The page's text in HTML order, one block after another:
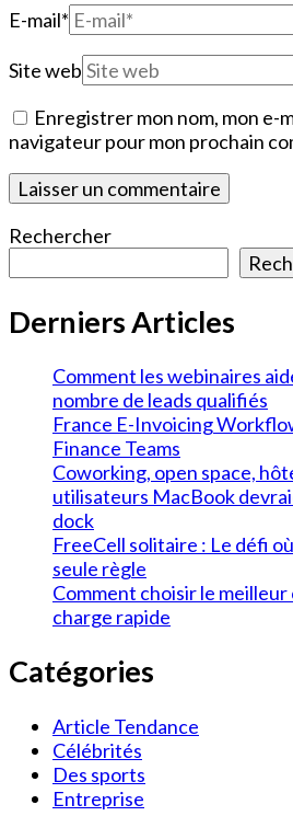
E-mail*
Site web
Enregistrer mon nom, mon e-
navigateur pour mon prochain
Rechercher
Derniers Articles
Comment les webinaires
nombre de leads qualifiés
France E-Invoicing
Finance Teams
Coworking, open space,
utilisateurs MacBook
dock
FreeCell solitaire : Le défi
seule règle
Comment choisir le meilleur
charge rapide
Catégories
Article Tendance
Célébrités
Des sports
Entreprise